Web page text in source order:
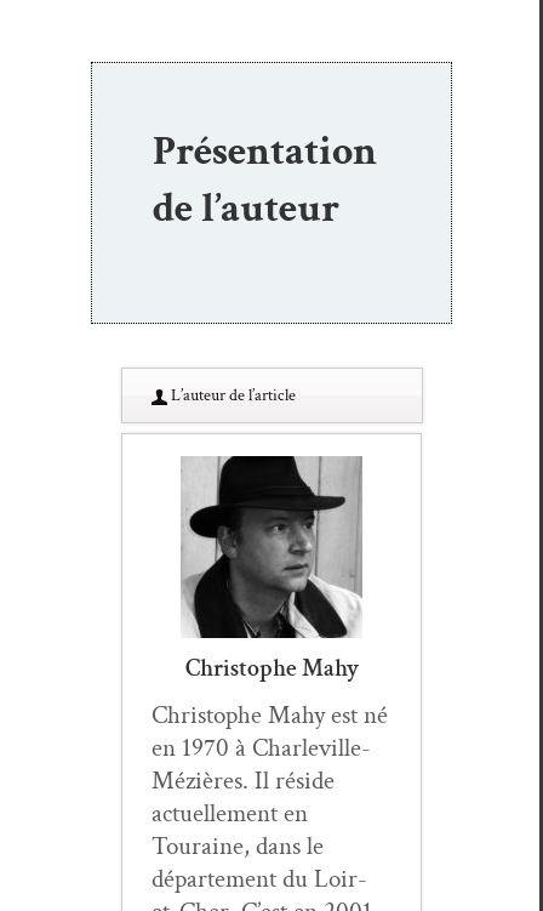
Présentation
de l’auteur
L’au­teur de l’article
Christophe Mahy
Christophe Mahy est né
en 1970 à Charleville-
Méz­ières. Il réside
actuelle­ment en
Touraine, dans le
départe­ment du Loir-